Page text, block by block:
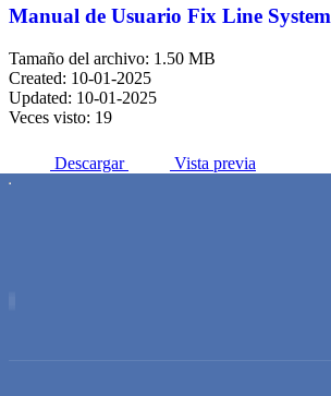
Manual de Usuario Fix Line System
Tamaño del archivo: 1.50 MB
Created: 10-01-2025
Updated: 10-01-2025
Veces visto: 19
Descargar Vista previa